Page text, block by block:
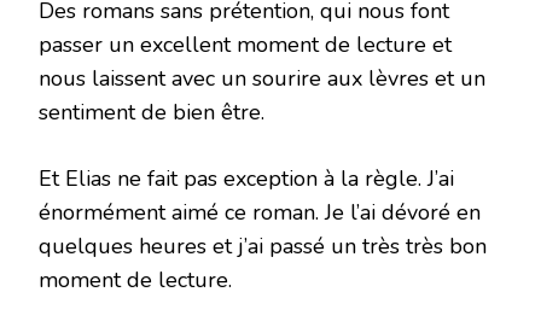
Des romans sans prétention, qui nous font
passer un excellent moment de lecture et
nous laissent avec un sourire aux lèvres et un
sentiment de bien être.
Et Elias ne fait pas exception à la règle. J’ai
énormément aimé ce roman. Je l’ai dévoré en
quelques heures et j’ai passé un très très bon
moment de lecture.